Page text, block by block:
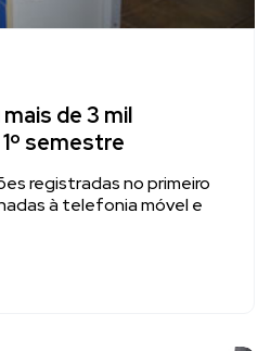
de 3 mil
semestre
registradas no primeiro
à telefonia móvel e